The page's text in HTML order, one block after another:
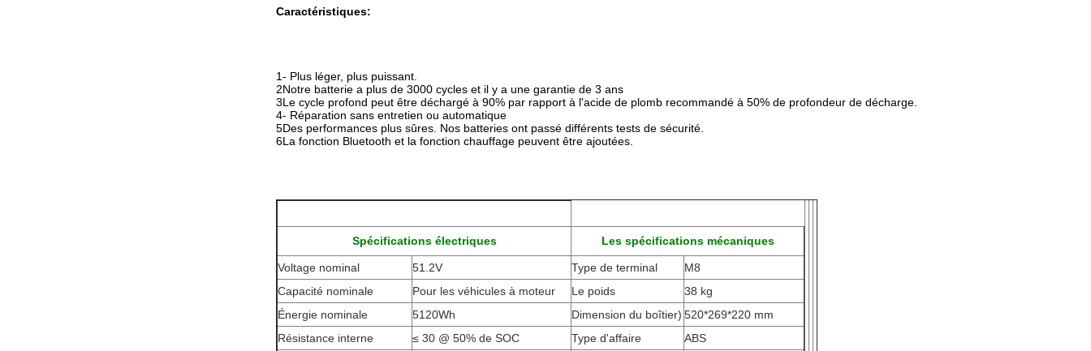
Caractéristiques:
1- Plus léger, plus puissant.
2Notre batterie a plus de 3000 cycles et il y a une garantie de 3 ans
3Le cycle profond peut être déchargé à 90% par rapport à l'acide de plomb recommandé à 50% de profondeur de décharge.
4- Réparation sans entretien ou automatique
5Des performances plus sûres. Nos batteries ont passé différents tests de sécurité.
6La fonction Bluetooth et la fonction chauffage peuvent être ajoutées.
Spécifications électriques Les spécifications mécaniques
Voltage nominal 51.2V Type de terminal
M8
Capacité nominale
Pour les véhicules à moteur Le poids
38 kg
Énergie nominale
5120Wh Dimension du boîtier) 520*269*220 mm
Résistance interne
≤ 30 @ 50% de SOC Type d'affaire ABS